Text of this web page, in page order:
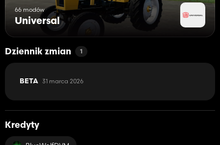
66 modów
Universal
Dziennik zmian 1
BETA 31 marca 2026
Kredyty